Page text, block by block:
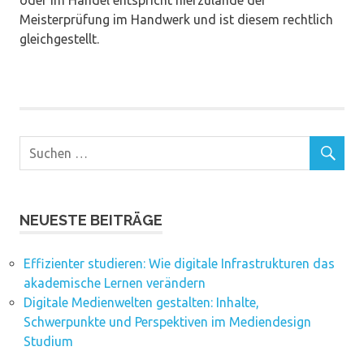
Meisterprüfung im Handwerk und ist diesem rechtlich
gleichgestellt.
NEUESTE BEITRÄGE
Effizienter studieren: Wie digitale Infrastrukturen das
akademische Lernen verändern
Digitale Medienwelten gestalten: Inhalte,
Schwerpunkte und Perspektiven im Mediendesign
Studium